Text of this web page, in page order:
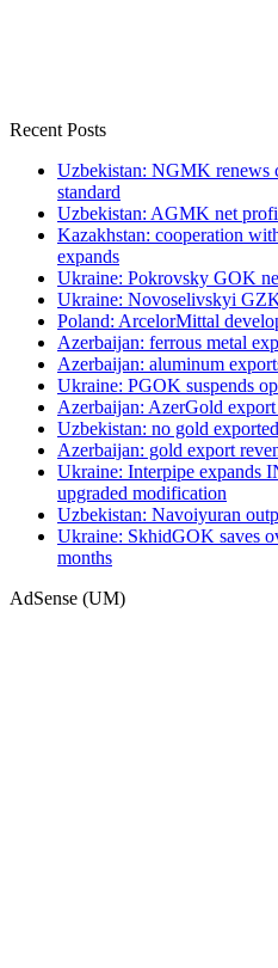
Recent Posts
Uzbekistan: NGMK renews
standard
Uzbekistan: AGMK net
Kazakhstan: cooperation
expands
Ukraine: Pokrovsky GOK
Ukraine: Novoselivskyi
Poland: ArcelorMittal
Azerbaijan: ferrous metal
Azerbaijan: aluminum
Ukraine: PGOK suspends
Azerbaijan: AzerGold
Uzbekistan: no gold
Azerbaijan: gold export
Ukraine: Interpipe expands
upgraded modification
Uzbekistan: Navoiyuran
Ukraine: SkhidGOK saves
months
AdSense (UM)